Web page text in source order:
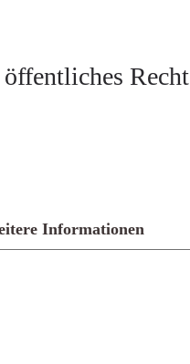
Recht
Informationen